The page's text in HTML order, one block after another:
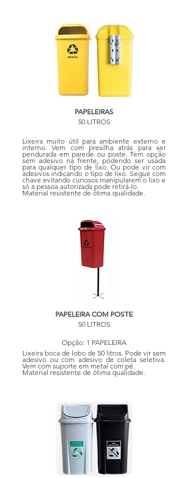
PAPELEIRAS
50 LITROS
Lixeira muito útil para ambiente externo e
interno. Vem com presilha atrás para ser
pendurada em parede ou poste. Tem opção
sem adesivo na frente, podendo ser usada
para qualquer tipo de lixo. Ou pode vir com
adesivos indicando o tipo de lixo. Segue com
chave evitando curiosos manipularem o lixo e
só a pessoa autorizada pode retirá-lo.
Material resistente de ótima qualidade.
PAPELEIRA COM POSTE
50 LITROS
Opção: 1 PAPELEIRA
Lixeira boca de lobo de 50 litros. Pode vir sem
adesivo ou com adesivo de coleta seletiva.
Vem com suporte em metal com pé.
Material resistente de ótima qualidade.